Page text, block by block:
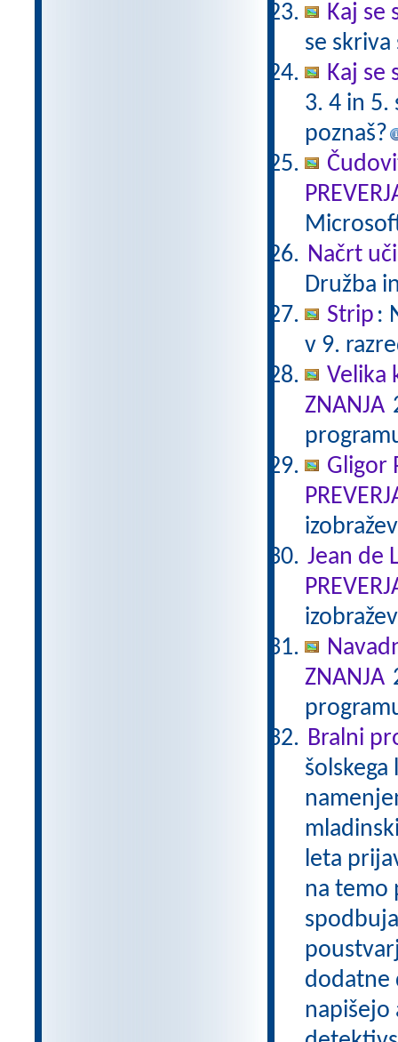
Kaj se
se
Kaj se
3. 4 in 5.
poznaš?
Načrt
Družba
Strip :
v 9.
Velika
ZNANJA
Gligor
Jean de
ZNANJA
Bralni
leta
na temo
dodatne
napišejo